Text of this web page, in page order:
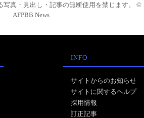
写真・見出し・記事の無断使用を禁じます。 ©
AFPBB News
INFO
サイトからのお知らせ
サイトに関するヘルプ
採用情報
訂正記事